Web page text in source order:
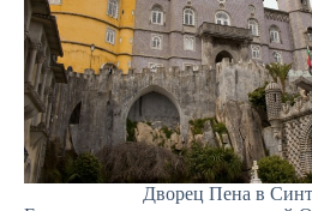
Дворец Пена в